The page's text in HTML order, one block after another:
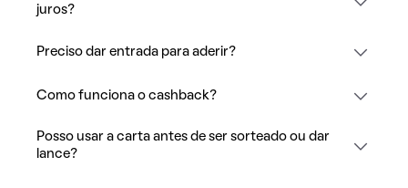
juros?
Preciso dar entrada para aderir?
Como funciona o cashback?
Posso usar a carta antes de ser sorteado ou dar
lance?